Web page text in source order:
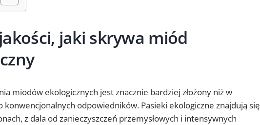
jaki skrywa miód
miodów ekologicznych jest znacznie bardziej złożony niż w
konwencjonalnych odpowiedników. Pasieki ekologiczne znajdują się
z dala od zanieczyszczeń przemysłowych i intensywnych